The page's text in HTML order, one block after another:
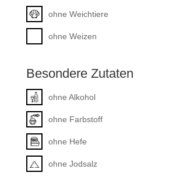
ohne Weichtiere
ohne Weizen
Besondere Zutaten
ohne Alkohol
ohne Farbstoff
ohne Hefe
ohne Jodsalz